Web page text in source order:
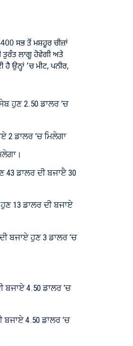
ਸਭ ਤੋਂ ਮਸ਼ਹੂਰ ਚੀਜ਼ਾਂ
ਤੁਰੰਤ ਲਾਗੂ ਹੋਵੇਗੀ ਅਤੇ
ਉਨ੍ਹਾਂ ’ਚ ਮੀਟ, ਪਨੀਰ,
ਹੁਣ 2.50 ਡਾਲਰ ’ਚ
2 ਡਾਲਰ ’ਚ ਮਿਲੇਗਾ
ਡਾਲਰ ਦੀ ਬਜਾੲੈ 30
13 ਡਾਲਰ ਦੀ ਬਜਾਏ
ਬਜਾਏ ਹੁਣ 3 ਡਾਲਰ ’ਚ
4.50 ਡਾਲਰ ’ਚ
4.50 ਡਾਲਰ ’ਚ